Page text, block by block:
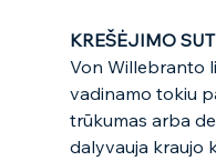
KREŠĖJIMO
Von Willebranto
vadinamo tokiu
trūkumas arba
dalyvauja kraujo